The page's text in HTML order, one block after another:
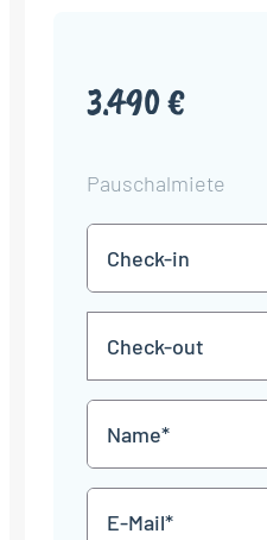
3.490 €
Pauschalmiete
in
TT
Punkt
MM
JJJJ
TT
Punkt
MM
JJJJ